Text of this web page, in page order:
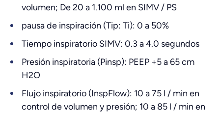
volumen; De 20 a 1.100 ml en SIMV / PS
pausa de inspiración (Tip: Ti): 0 a 50%
Tiempo inspiratorio SIMV: 0.3 a 4.0 segundos
Presión inspiratoria (Pinsp): PEEP +5 a 65 cm
H2O
Flujo inspiratorio (InspFlow): 10 a 75 l / min en
control de volumen y presión; 10 a 85 l / min en